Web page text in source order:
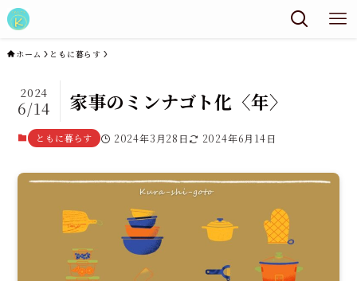
ホーム ともに暮らす
家事のミンナゴト化〈年〉
2024
6/14
ともに暮らす 2024年3月28日 2024年6月14日